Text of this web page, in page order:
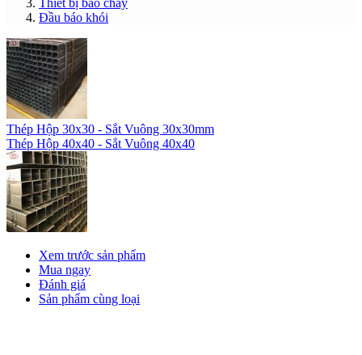
Thiết bị báo cháy
Đầu báo khói
Thép Hộp 30x30 - Sắt Vuông 30x30mm
Thép Hộp 40x40 - Sắt Vuông 40x40
Xem trước sản phẩm
Mua ngay
Đánh giá
Sản phẩm cùng loại